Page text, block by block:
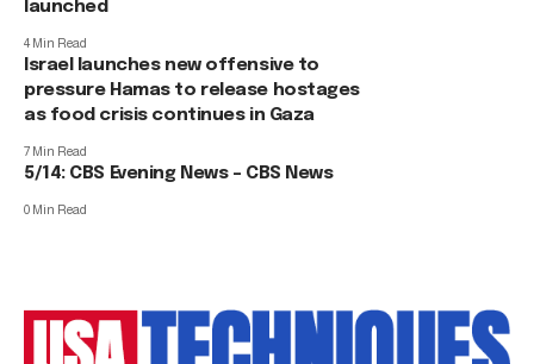
launched
4 Min Read
Israel launches new offensive to
pressure Hamas to release hostages
as food crisis continues in Gaza
7 Min Read
5/14: CBS Evening News – CBS News
0 Min Read